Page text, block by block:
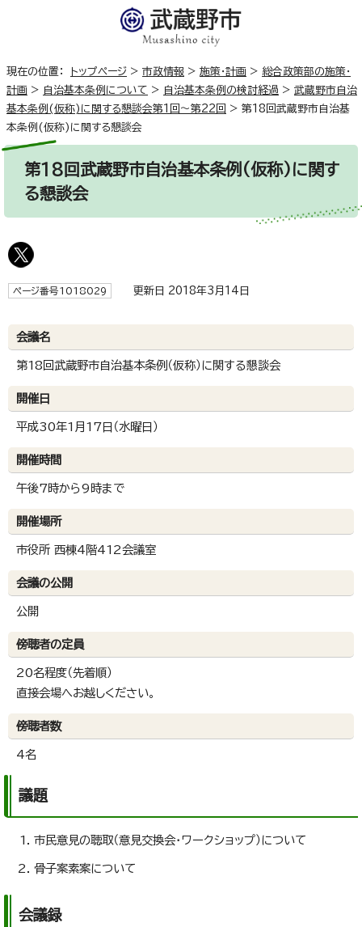
現在の位置： トップページ > 市政情報 > 施策・計画 > 総合政策部の施策・
計画 > 自治基本条例について > 自治基本条例の検討経過 > 武蔵野市自治
基本条例(仮称)に関する懇談会第1回～第22回
> 第18回武蔵野市自治基
本条例(仮称)に関する懇談会
第18回武蔵野市自治基本条例(仮称)に関す
る懇談会
ページ番号1018029 更新日 2018年3月14日
会議名
第18回武蔵野市自治基本条例（仮称）に関する懇談会
開催日
平成30年1月17日（水曜日）
開催時間
午後7時から9時まで
開催場所
市役所 西棟4階412会議室
会議の公開
公開
傍聴者の定員
20名程度（先着順）
直接会場へお越しください。
傍聴者数
4名
議題
市民意見の聴取（意見交換会・ワークショップ）について
骨子案素案について
会議録